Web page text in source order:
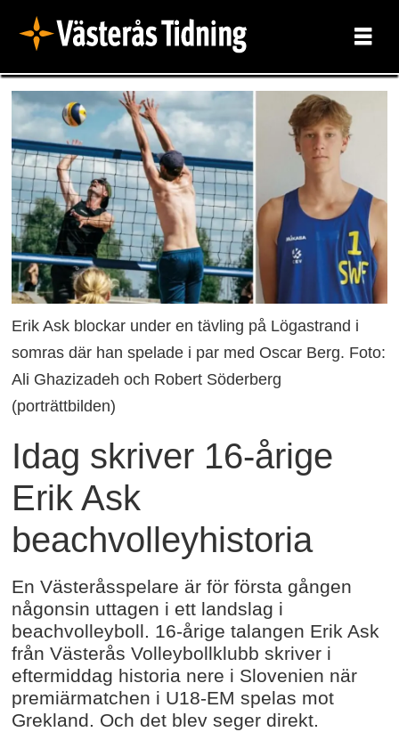
Erik Ask blockar under en tävling på Lögastrand i
somras där han spelade i par med Oscar Berg. Foto:
Ali Ghazizadeh och Robert Söderberg
(porträttbilden)
Idag skriver 16-årige
Erik Ask
beachvolleyhistoria
En Västeråsspelare är för första gången
någonsin uttagen i ett landslag i
beachvolleyboll. 16-årige talangen Erik Ask
från Västerås Volleybollklubb skriver i
eftermiddag historia nere i Slovenien när
premiärmatchen i U18-EM spelas mot
Grekland. Och det blev seger direkt.